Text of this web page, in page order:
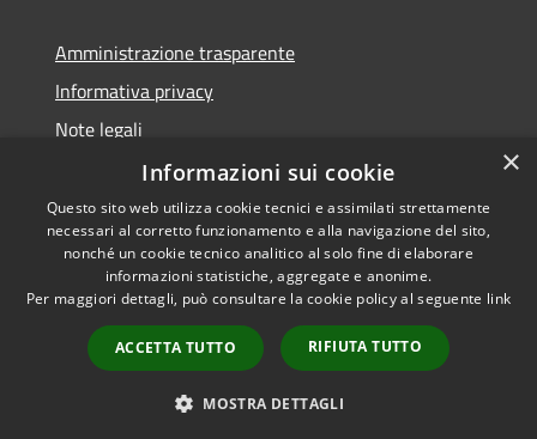
Amministrazione trasparente
Informativa privacy
Note legali
Dichiarazione di accessibilità
RSS
Accessibilità
Copyright © 2026 • Comune di
Municipium•
Accesso
redazione
×
Informazioni sui cookie
Questo sito web utilizza cookie tecnici e assimilati strettamente
necessari al corretto funzionamento e alla navigazione del sito,
nonché un cookie tecnico analitico al solo fine di elaborare
informazioni statistiche, aggregate e anonime.
Per maggiori dettagli, può consultare la cookie policy al seguente link
ACCETTA TUTTO RIFIUTA TUTTO
MOSTRA DETTAGLI